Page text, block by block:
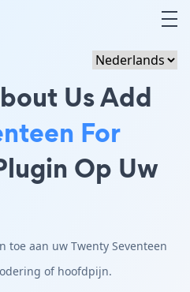
Us Add
For
Op Uw
toe aan uw Twenty Seventeen
of hoofdpijn.